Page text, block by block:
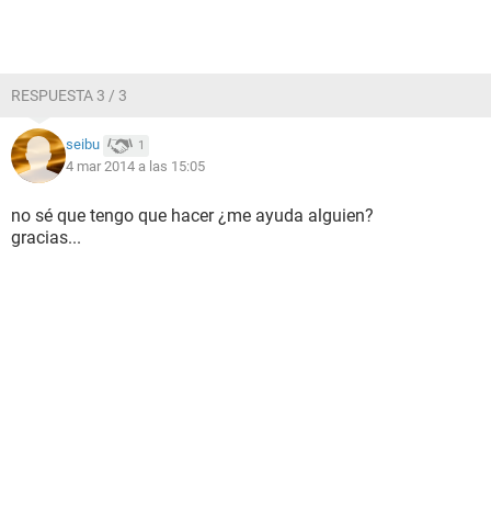
RESPUESTA 3 / 3
seibu 1
4 mar 2014 a las 15:05
no sé que tengo que hacer ¿me ayuda alguien?
gracias...